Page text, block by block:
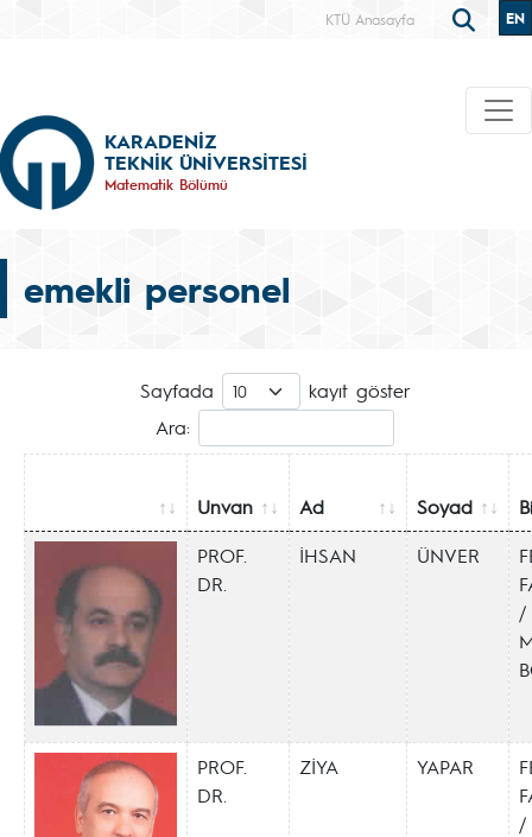
KTÜ Anasayfa EN
KARADENİZ
TEKNİK ÜNİVERSİTESİ
Matematik Bölümü
emekli personel
Sayfada
kayıt göster
Ara:
Unvan Ad Soyad
PROF.
DR.
İHSAN ÜNVER
/
PROF.
DR.
ZİYA YAPAR
/